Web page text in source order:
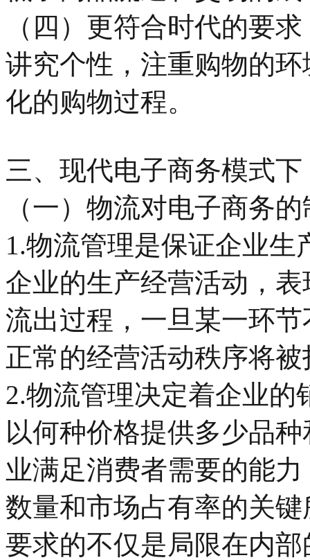
（四）更符合时代的要
讲究个性，注重购物的
化的购物过程。
三、现代电子商务模式
（一）物流对电子商务
1.物流管理是保证企业
企业的生产经营活动，
流出过程，一旦某一环
正常的经营活动秩序将被
2.物流管理决定着企业
以何种价格提供多少品
业满足消费者需要的能
数量和市场占有率的关
要求的不仅是局限在内